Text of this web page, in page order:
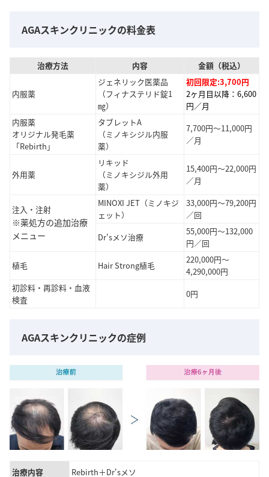
AGAスキンクリニックの料金表
治療方法 内容 金額（税込）
内服薬
ジェネリック医薬品
（フィナステリド錠1
㎎）
初回限定:3,700円
2ヶ月目以降：6,600
円／月
内服薬
オリジナル発毛薬
「Rebirth」
タブレットA
（ミノキシジル内服
薬）
7,700円～11,000円
／月
外用薬
リキッド
（ミノキシジル外用
薬）
15,400円～22,000円
／月
注入・注射
※薬処方の追加治療
メニュー
MINOXI JET（ミノキジ
ェット）
33,000円～79,200円
／回
Dr'sメソ治療
55,000円～132,000
円／回
植毛
Hair Strong植毛
220,000円～
4,290,000円
初診料・再診料・血液
検査
0円
AGAスキンクリニックの症例
治療内容
Rebirth＋Dr'sメソ